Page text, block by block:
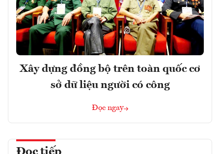
Xây dựng đồng bộ trên toàn quốc cơ
sở dữ liệu người có công
Đọc ngay